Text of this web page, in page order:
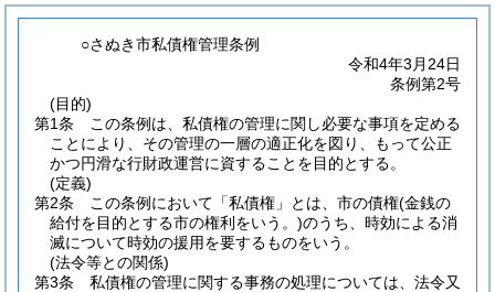
○さぬき市私債権管理条例
令和4年3月24日
条例第2号
(目的)
第1条
この条例は、私債権の管理に関し必要な事項を定める
ことにより、その管理の一層の適正化を図り、もって公正
かつ円滑な行財政運営に資することを目的とする。
(定義)
第2条
この条例において「私債権」とは、市の債権(金銭の
給付を目的とする市の権利をいう。)のうち、時効による消
滅について時効の援用を要するものをいう。
(法令等との関係)
第3条
私債権の管理に関する事務の処理については、法令又